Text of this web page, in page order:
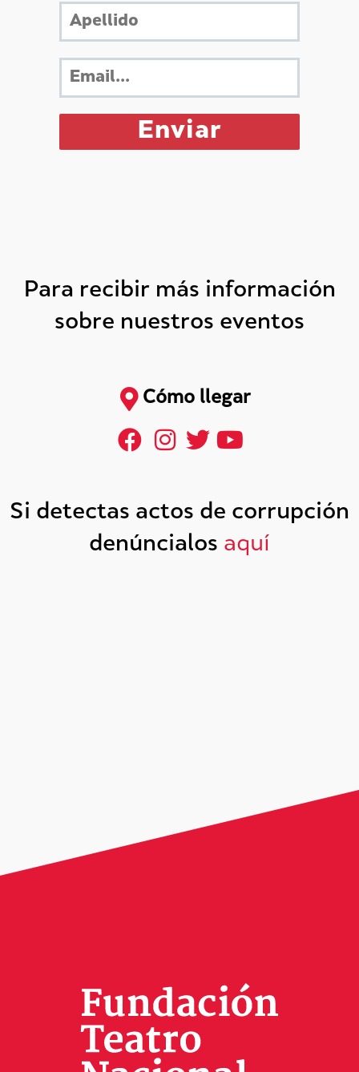
Para recibir más información
sobre nuestros eventos
Cómo llegar
Si detectas actos de corrupción
denúncialos aquí